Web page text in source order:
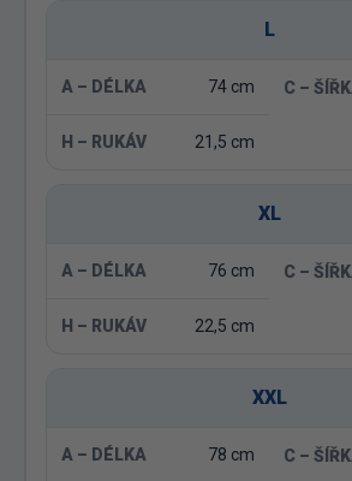
L
74 cm
21,5 cm
XL
76 cm
22,5 cm
XXL
78 cm